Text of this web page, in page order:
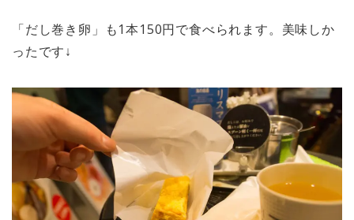
「だし巻き卵」も1本150円で食べられます。美味しか
ったです↓